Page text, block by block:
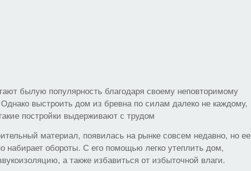
былую популярность благодаря своему неповторимому
Однако выстроить дом из бревна по силам далеко не каждому,
постройки выдерживают с трудом
материал, появилась на рынке совсем недавно, но ее
набирает обороты. С его помощью легко утеплить дом,
а также избавиться от избыточной влаги.